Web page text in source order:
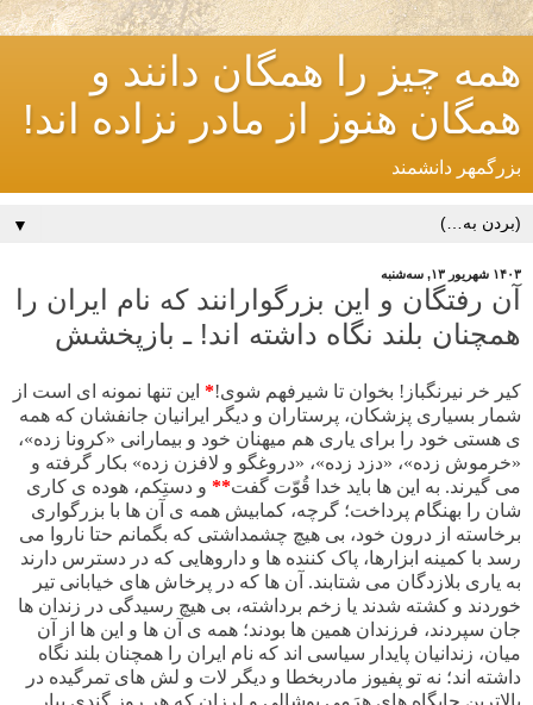
همه چیز را همگان دانند و
همگان هنوز از مادر نزاده اند!
بزرگمهر دانشمند
▼
۱۴۰۳ شهریور ۱۳, سه‌شنبه
آن رفتگان و این بزرگوارانند که نام ایران را
همچنان بلند نگاه داشته اند! ـ بازپخشش
کیر خر نیرنگباز! بخوان تا شیرفهم شوی!* این تنها نمونه ای است از
شمار بسیاری پزشکان، پرستاران و دیگر ایرانیان جانفشان که همه
ی هستی خود را برای یاری هم میهنان خود و بیمارانی «کرونا زده»،
«خرموش زده»، «دزد زده»، «دروغگو و لافزن زده» بکار گرفته و
می گیرند. به این ها باید خدا قُوّت گفت** و دستِکم، هوده ی کاری
شان را بهنگام پرداخت؛ گرچه، کمابیش همه ی آن ها با بزرگواری
برخاسته از درون خود، بی هیچ چشمداشتی که بگمانم حتا ناروا می
رسد با کمینه ابزارها، پاک کننده ها و داروهایی که در دسترس دارند
به یاری بلازدگان می شتابند. آن ها که در پرخاش های خیابانی تیر
خوردند و کشته شدند یا زخم برداشته، بی هیچ رسیدگی در زندان ها
جان سپردند، فرزندان همین ها بودند؛ همه ی آن ها و این ها از آن
میان، زندانیان پایدار سیاسی اند که نام ایران را همچنان بلند نگاه
داشته اند؛ نه تو پفیوز مادربخطا و دیگر لات و لش های تمرگیده در
بالاترین جایگاه های هِرَمی پوشالی و لرزان که هر روز گندی ببار